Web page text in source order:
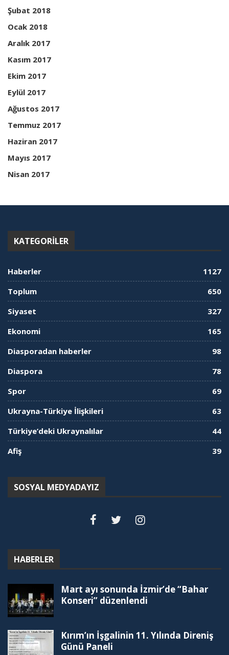
Şubat 2018
Ocak 2018
Aralık 2017
Kasım 2017
Ekim 2017
Eylül 2017
Ağustos 2017
Temmuz 2017
Haziran 2017
Mayıs 2017
Nisan 2017
KATEGORILER
Haberler
1127
Toplum
650
Siyaset
327
Ekonomi
165
Diasporadan haberler
98
Diaspora
78
Spor
69
Ukrayna-Türkiye İlişkileri
63
Türkiye’deki Ukraynalılar
44
Afiş
39
SOSYAL MEDYADAYIZ
HABERLER
Mart ayı sonunda İzmir’de “Bahar
Konseri” düzenlendi
Kırım’ın İşgalinin 11. Yılında Direniş
Günü Paneli